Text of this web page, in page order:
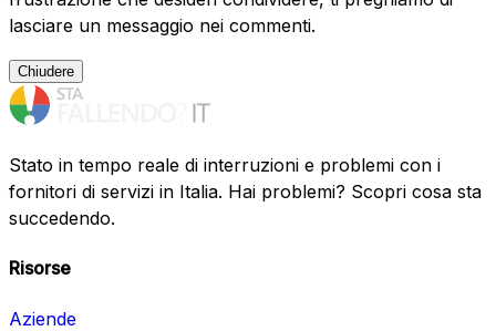
lasciare un messaggio nei commenti.
Chiudere
Stato in tempo reale di interruzioni e problemi con i
fornitori di servizi in Italia. Hai problemi? Scopri cosa sta
succedendo.
Risorse
Aziende